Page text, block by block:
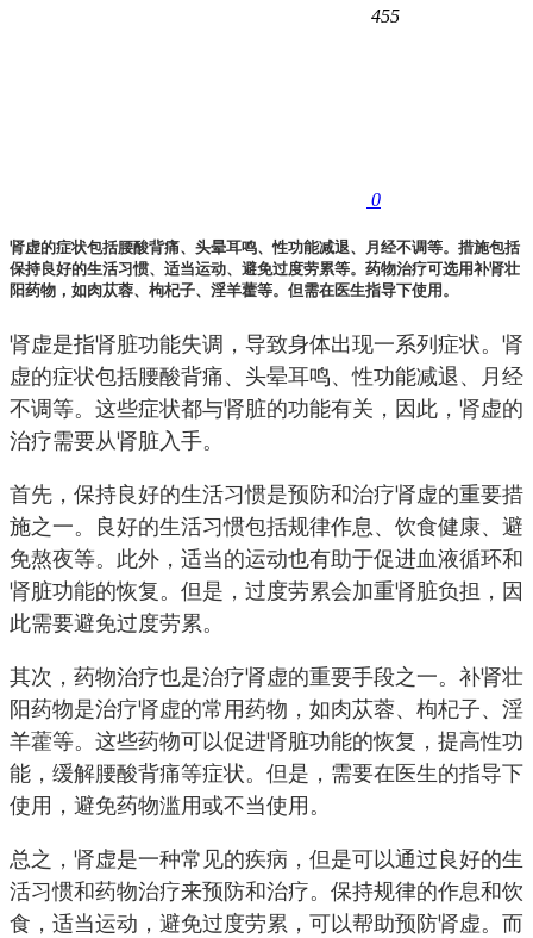
455
0
肾虚的症状包括腰酸背痛、头晕耳鸣、性功能减退、月经不调等。措施包括
保持良好的生活习惯、适当运动、避免过度劳累等。药物治疗可选用补肾壮
阳药物，如肉苁蓉、枸杞子、淫羊藿等。但需在医生指导下使用。
肾虚是指肾脏功能失调，导致身体出现一系列症状。肾
虚的症状包括腰酸背痛、头晕耳鸣、性功能减退、月经
不调等。这些症状都与肾脏的功能有关，因此，肾虚的
治疗需要从肾脏入手。
首先，保持良好的生活习惯是预防和治疗肾虚的重要措
施之一。良好的生活习惯包括规律作息、饮食健康、避
免熬夜等。此外，适当的运动也有助于促进血液循环和
肾脏功能的恢复。但是，过度劳累会加重肾脏负担，因
此需要避免过度劳累。
其次，药物治疗也是治疗肾虚的重要手段之一。补肾壮
阳药物是治疗肾虚的常用药物，如肉苁蓉、枸杞子、淫
羊藿等。这些药物可以促进肾脏功能的恢复，提高性功
能，缓解腰酸背痛等症状。但是，需要在医生的指导下
使用，避免药物滥用或不当使用。
总之，肾虚是一种常见的疾病，但是可以通过良好的生
活习惯和药物治疗来预防和治疗。保持规律的作息和饮
食，适当运动，避免过度劳累，可以帮助预防肾虚。而